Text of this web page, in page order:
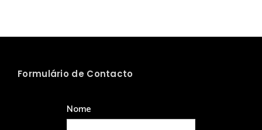
Formulário de Contacto
Nome